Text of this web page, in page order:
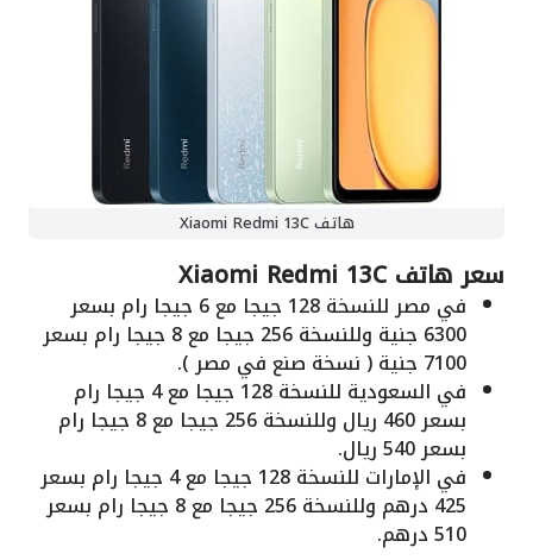
هاتف Xiaomi Redmi 13C
سعر هاتف Xiaomi Redmi 13C
في مصر للنسخة 128 جيجا مع 6 جيجا رام بسعر
6300 جنية وللنسخة 256 جيجا مع 8 جيجا رام بسعر
7100 جنية ( نسخة صنع في مصر ).
في السعودية للنسخة 128 جيجا مع 4 جيجا رام
بسعر 460 ريال وللنسخة 256 جيجا مع 8 جيجا رام
بسعر 540 ريال.
في الإمارات للنسخة 128 جيجا مع 4 جيجا رام بسعر
425 درهم وللنسخة 256 جيجا مع 8 جيجا رام بسعر
510 درهم.